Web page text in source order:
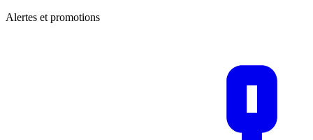
Alertes et promotions